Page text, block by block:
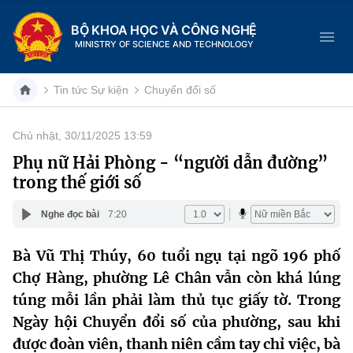
BỘ KHOA HỌC VÀ CÔNG NGHỆ
MINISTRY OF SCIENCE AND TECHNOLOGY
Danh mục
Trang chủ
Giới thiệu
Chức năng nhiệm vụ
Cơ cấu tổ chức
Lịch sử phát triển
Tin tức sự kiện
Khoa học và Công nghệ
Đổi mới sáng tạo
Dịch vụ công
Hệ thống văn bản
Tin tức Sự kiện Chuyển đổi số
Chủ nhật, 30/11/2025 13:59
Phụ nữ Hải Phòng - “người dẫn đường”
trong thế giới số
Nghe đọc bài 7:20
Bà Vũ Thị Thúy, 60 tuổi ngụ tại ngõ 196 phố
Chợ Hàng, phường Lê Chân vẫn còn khá lúng
túng mỗi lần phải làm thủ tục giấy tờ. Trong
Ngày hội Chuyển đổi số của phường, sau khi
được đoàn viên, thanh niên cầm tay chỉ việc, bà